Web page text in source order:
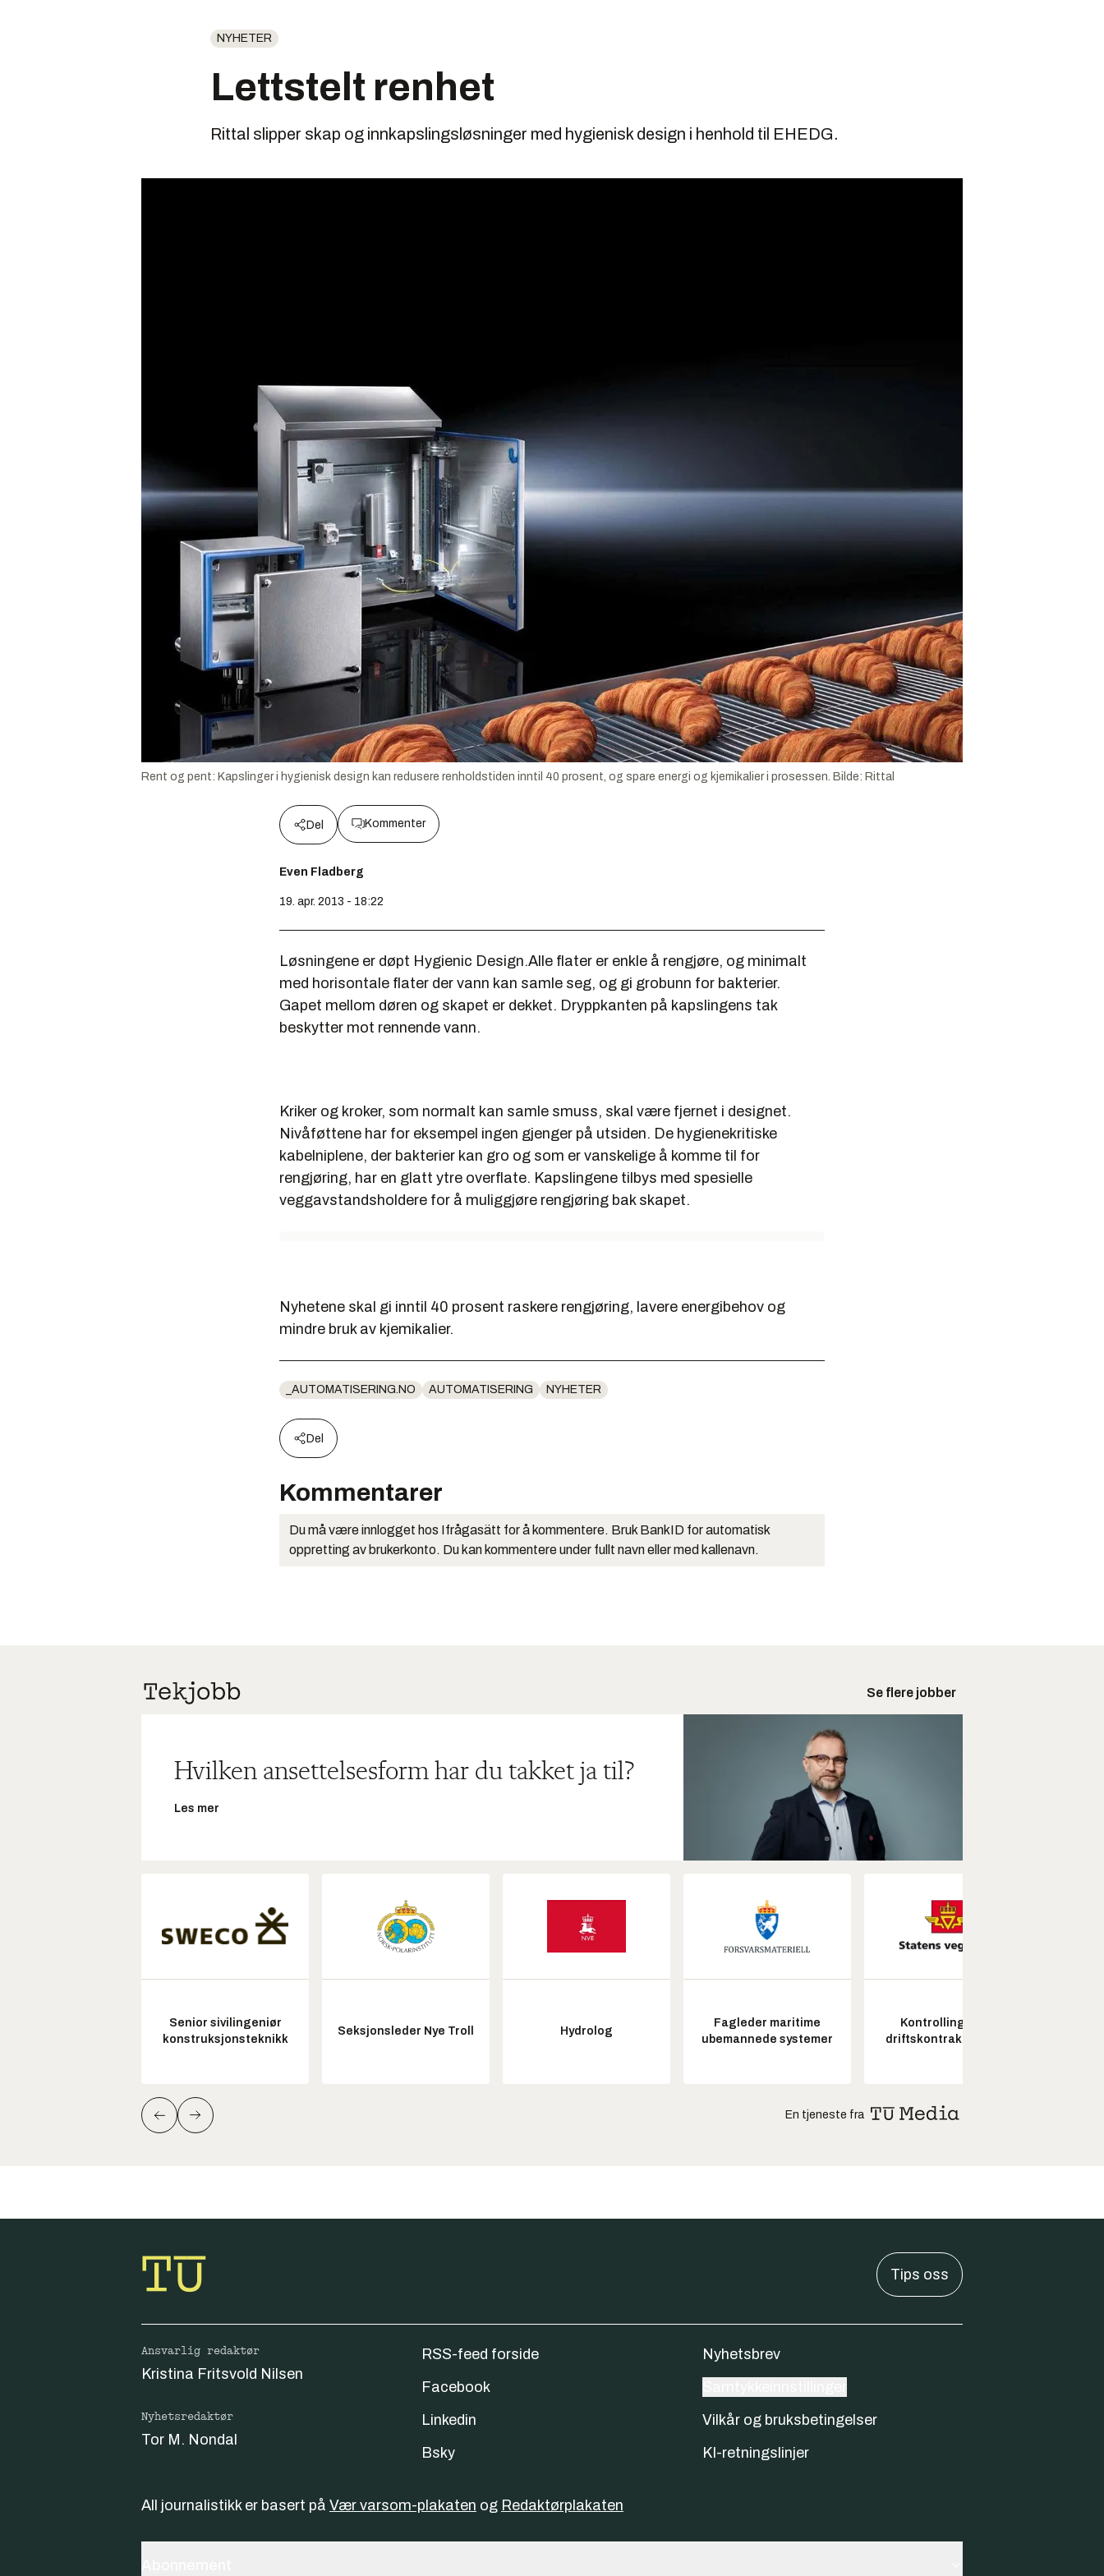
NYHETER
Lettstelt renhet
Rittal slipper skap og innkapslingsløsninger med hygienisk design i henhold til EHEDG.
Rent og pent: Kapslinger i hygienisk design kan redusere renholdstiden inntil 40 prosent, og spare energi og kjemikalier i prosessen. Bilde: Rittal
Del Kommenter
Even Fladberg
19. apr. 2013 - 18:22
Løsningene er døpt Hygienic Design.Alle flater er enkle å rengjøre, og minimalt
med horisontale flater der vann kan samle seg, og gi grobunn for bakterier.
Gapet mellom døren og skapet er dekket. Dryppkanten på kapslingens tak
beskytter mot rennende vann.
Kriker og kroker, som normalt kan samle smuss, skal være fjernet i designet.
Nivåføttene har for eksempel ingen gjenger på utsiden. De hygienekritiske
kabelniplene, der bakterier kan gro og som er vanskelige å komme til for
rengjøring, har en glatt ytre overflate. Kapslingene tilbys med spesielle
veggavstandsholdere for å muliggjøre rengjøring bak skapet.
Nyhetene skal gi inntil 40 prosent raskere rengjøring, lavere energibehov og
mindre bruk av kjemikalier.
_AUTOMATISERING.NO AUTOMATISERING NYHETER
Del
Kommentarer
Du må være innlogget hos Ifrågasätt for å kommentere. Bruk BankID for automatisk
oppretting av brukerkonto. Du kan kommentere under fullt navn eller med kallenavn.
Se flere jobber
Hvilken ansettelsesform har du takket ja til?
Les mer
Senior sivilingeniør
konstruksjonsteknikk
Seksjonsleder Nye Troll Hydrolog
Fagleder maritime
ubemannede systemer
Kontrollingeniør
driftskontrakt elektro
En tjeneste fra
Tips oss
Ansvarlig redaktør
Kristina Fritsvold Nilsen
Nyhetsredaktør
Tor M. Nondal
RSS-feed forside
Facebook
Linkedin
Bsky
Nyhetsbrev
Vilkår og bruksbetingelser
KI-retningslinjer
All journalistikk er basert på Vær varsom-plakaten og Redaktørplakaten